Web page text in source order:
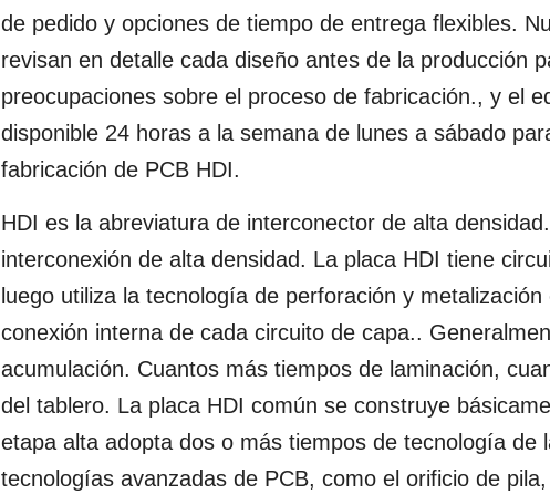
de pedido y opciones de tiempo de entrega flexibles.
revisan en detalle cada diseño antes de la producción
preocupaciones sobre el proceso de fabricación., y el
disponible 24 horas a la semana de lunes a sábado
fabricación de PCB HDI.
HDI es la abreviatura de interconector de alta
interconexión de alta densidad. La placa HDI tiene
luego utiliza la tecnología de perforación y
conexión interna de cada circuito de capa..
acumulación. Cuantos más tiempos de laminación,
del tablero. La placa HDI común se construye
etapa alta adopta dos o más tiempos de tecnología de
tecnologías avanzadas de PCB, como el orificio de